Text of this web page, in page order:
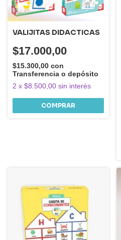
VALIJITAS DIDACTICAS
$17.000,00
$15.300,00 con
Transferencia o depósito
2 x $8.500,00 sin interés
COMPRAR